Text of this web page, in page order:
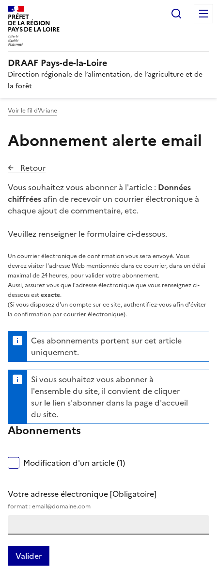
PRÉFET
DE LA RÉGION
PAYS DE LA LOIRE
DRAAF Pays-de-la-Loire
Direction régionale de l’alimentation, de l’agriculture et de
la forêt
Voir le fil d'Ariane
Abonnement alerte email
Retour
Vous souhaitez vous abonner à l'article : Données
chiffrées afin de recevoir un courrier électronique à
chaque ajout de commentaire, etc.
Veuillez renseigner le formulaire ci-dessous.
Un courrier électronique de confirmation vous sera envoyé. Vous
devrez visiter l'adresse Web mentionnée dans ce courrier, dans un délai
maximal de 24 heures, pour valider votre abonnement.
Aussi, assurez vous que l'adresse électronique que vous renseignez ci-
dessous estexacte.
(Si vous disposez d'un compte sur ce site, authentifiez-vous afin d'éviter
la confirmation par courrier électronique).
Ces abonnements portent sur cet article
uniquement.
Si vous souhaitez vous abonner à
l'ensemble du site, il convient de cliquer
sur le lien s'abonner dans la page d'accueil
du site.
Abonnements
Modification d'un article (1)
Votre adresse électronique [Obligatoire]
format : email@domaine.com